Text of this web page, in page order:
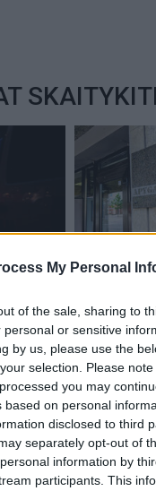
My Personal
of the sale, sharing to
personal or sensitive
by us, please use the
selection. Please
you may
based on personal
disclosed to third
separately opt-out of
information by
participants. This
Klaipėdoje
pareigūno
byla(2)
Kriminalai